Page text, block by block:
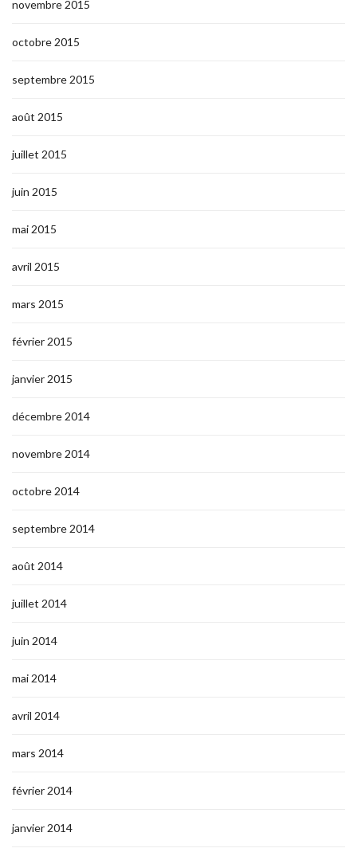
novembre 2015
octobre 2015
septembre 2015
août 2015
juillet 2015
juin 2015
mai 2015
avril 2015
mars 2015
février 2015
janvier 2015
décembre 2014
novembre 2014
octobre 2014
septembre 2014
août 2014
juillet 2014
juin 2014
mai 2014
avril 2014
mars 2014
février 2014
janvier 2014